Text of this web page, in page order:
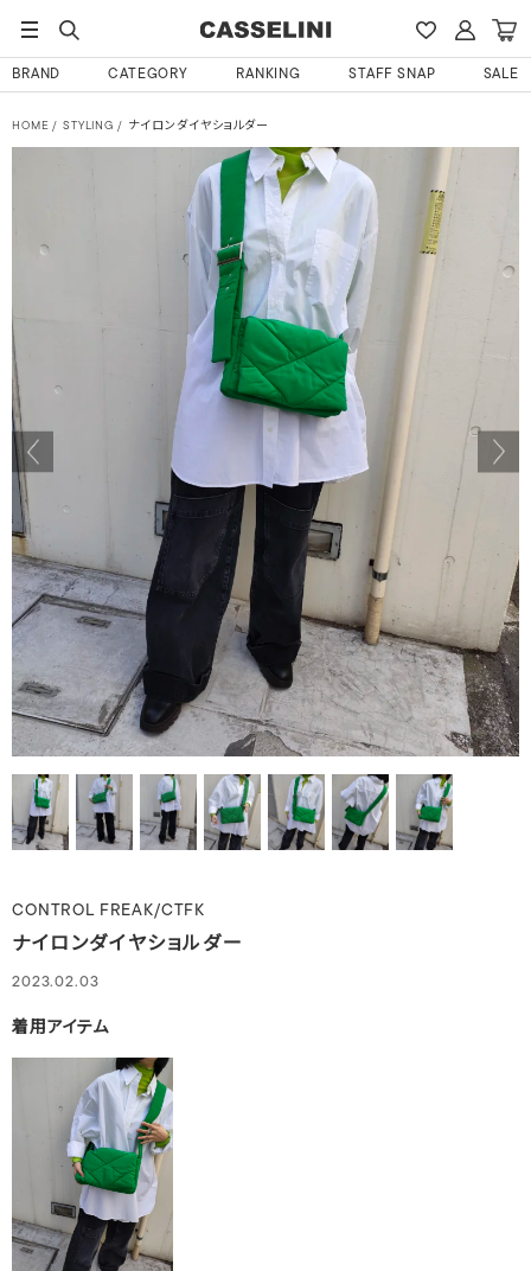
BRAND CATEGORY RANKING STAFF SNAP SALE
HOME STYLING ナイロンダイヤショルダー
CONTROL FREAK/CTFK
ナイロンダイヤショルダー
2023.02.03
着用アイテム